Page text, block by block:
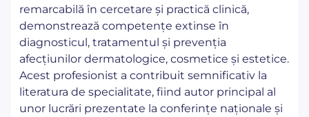
remarcabilă în cercetare și practică clinică,
demonstrează competențe extinse în
diagnosticul, tratamentul și prevenția
afecțiunilor dermatologice, cosmetice și estetice.
Acest profesionist a contribuit semnificativ la
literatura de specialitate, fiind autor principal al
unor lucrări prezentate la conferințe naționale și